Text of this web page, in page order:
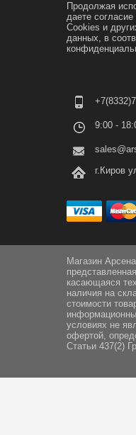
Продолжая
даете
Cookies и
данных, в
9:00 -
г.Киров
Магазин
касающаяся
наличия на
стоимости
условиях не
офертой,
Статьи 437(2)